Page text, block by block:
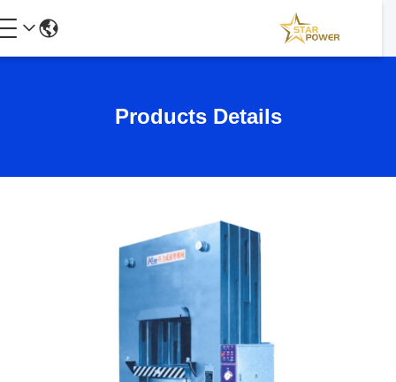
Products Details